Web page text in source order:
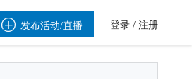
 发布活动/直播 登录 / 注册